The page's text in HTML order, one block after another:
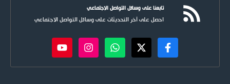
تابعنا على وسائل التواصل الاجتماعي
احصل على آخر التحديثات على وسائل التواصل الاجتماعي